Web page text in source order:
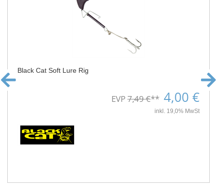
Black Cat Soft Lure Rig
EVP7,49 €** 4,00 €
inkl. 19,0% MwSt